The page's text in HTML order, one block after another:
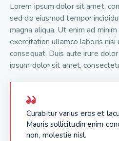
Lorem ipsum dolor sit amet,
sed do eiusmod tempor
magna aliqua. Ut enim ad
exercitation ullamco laboris
consequat. Duis aute irure
ipsum dolor sit amet,
Curabitur varius eros et
Mauris sollicitudin enim
non, molestie nisl.